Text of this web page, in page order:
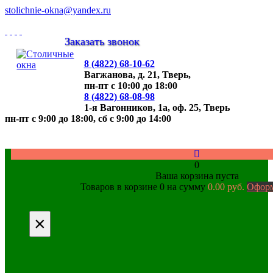
stolichnie-okna@yandex.ru
8 (4822)68-10-62
Вагжанова, д. 21, Тверь,
пн-пт с 10:00 до 18:00
8 (4822)68-08-98
1-я Вагонников, 1а, оф. 25, Тверь
пн-пт с 9:00 до 18:00, cб с 9:00 до 14:00
Заказать звонок
0
Ваша корзина пуста
Товаров в корзине 0 на сумму 0.00 руб.
×